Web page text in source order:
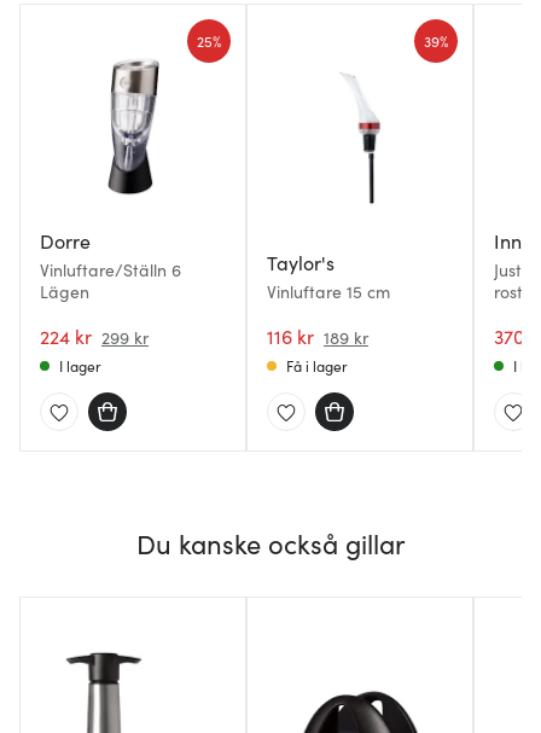
Dorre
Vinluftare/Ställn 6
Lägen
224 kr 299 kr
25%
I lager
Taylor's
Vinluftare 15 cm
116 kr 189 kr
39%
Få i lager
370
I
Du kanske också gillar